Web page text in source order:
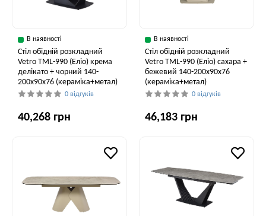
В наявності
Стіл обідній розкладний
Vetro TML-990 (Еліо) крема
делікато + чорний 140-
200x90x76 (кераміка+метал)
0 відгуків
40,268 грн
В наявності
Стіл обідній розкладний
Vetro ТМL-990 (Еліо) сахара +
бежевий 140-200x90x76
(кераміка+метал)
0 відгуків
46,183 грн